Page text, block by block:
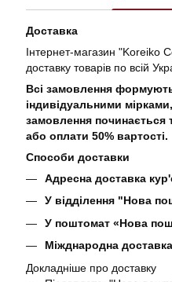
Доставка
Інтернет-магазин "Koreiko
доставку товарів по всій
Всі замовлення
індивідуальними
замовлення починається
або оплати 50% вартості.
Способи доставки
Адресна доставка
У відділення "Нова
У поштомат «Нова
Міжднародна
Докладніше про доставку